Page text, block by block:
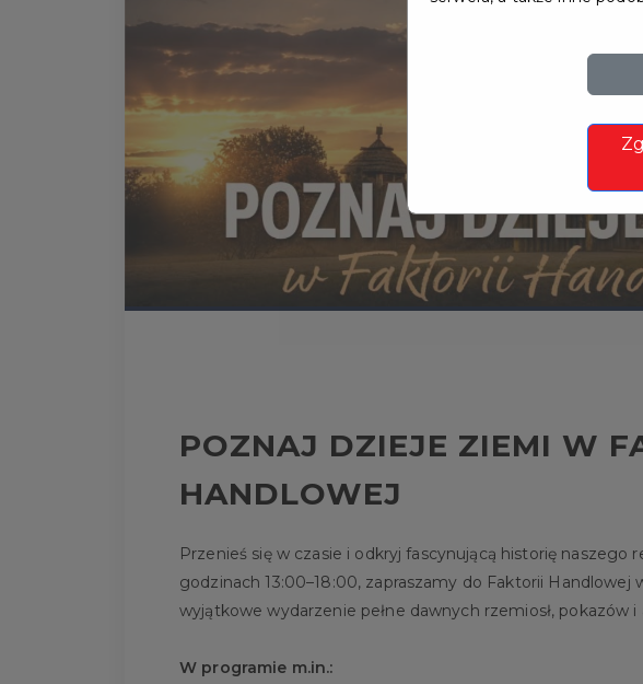
POZNAJ DZIEJE ZIEMI W
HANDLOWEJ
Przenieś się w czasie i odkryj fascynującą historię naszego
godzinach 13:00–18:00, zapraszamy do Faktorii Handlowej
wyjątkowe wydarzenie pełne dawnych rzemiosł, pokazów i
W programie m.in.: